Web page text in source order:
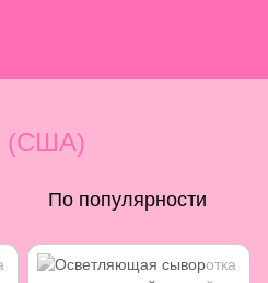
(США)
По популярности